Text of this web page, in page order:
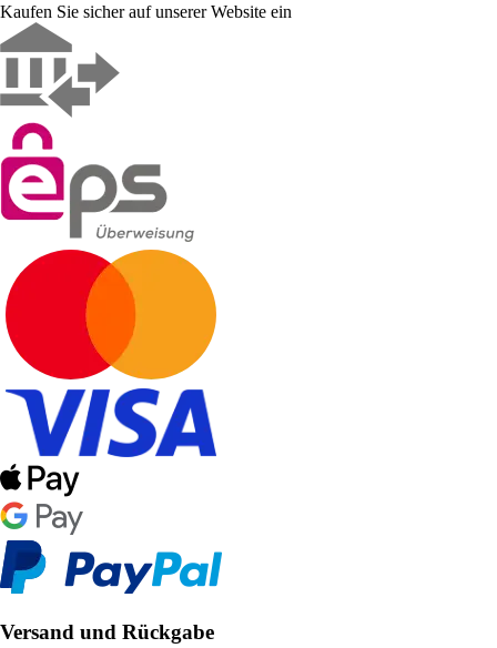
Kaufen Sie sicher auf unserer Website ein
Versand und Rückgabe